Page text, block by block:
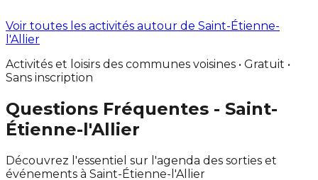
Voir toutes les activités autour de Saint-Étienne-
l'Allier
Activités et loisirs des communes voisines • Gratuit •
Sans inscription
Questions Fréquentes - Saint-
Étienne-l'Allier
Découvrez l'essentiel sur l'agenda des sorties et
événements à Saint-Étienne-l'Allier